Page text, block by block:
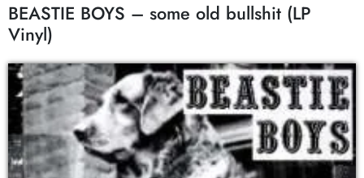
BEASTIE BOYS – some old bullshit (LP
Vinyl)